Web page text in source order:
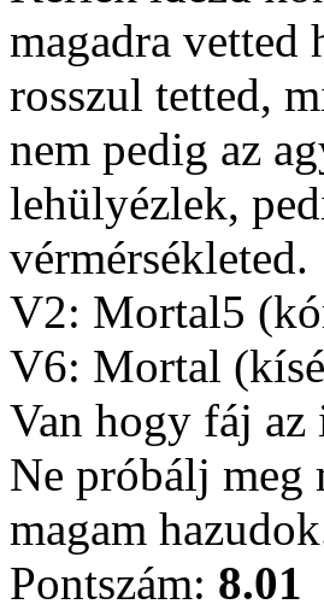
magadra vetted
rosszul tetted,
nem pedig az
lehülyézlek,
vérmérsékleted.
V2: Mortal5
V6: Mortal
Van hogy fáj
Ne próbálj meg
magam
Pontszám: 8.01